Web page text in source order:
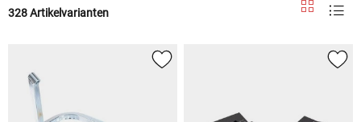
328 Artikelvarianten